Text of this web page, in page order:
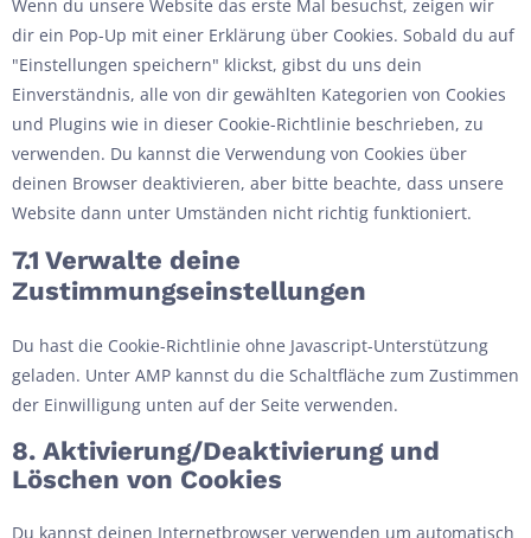
Wenn du unsere Website das erste Mal besuchst, zeigen wir
dir ein Pop-Up mit einer Erklärung über Cookies. Sobald du auf
"Einstellungen speichern" klickst, gibst du uns dein
Einverständnis, alle von dir gewählten Kategorien von Cookies
und Plugins wie in dieser Cookie-Richtlinie beschrieben, zu
verwenden. Du kannst die Verwendung von Cookies über
deinen Browser deaktivieren, aber bitte beachte, dass unsere
Website dann unter Umständen nicht richtig funktioniert.
7.1 Verwalte deine
Zustimmungseinstellungen
Du hast die Cookie-Richtlinie ohne Javascript-Unterstützung
geladen. Unter AMP kannst du die Schaltfläche zum Zustimmen
der Einwilligung unten auf der Seite verwenden.
8. Aktivierung/Deaktivierung und
Löschen von Cookies
Du kannst deinen Internetbrowser verwenden um automatisch